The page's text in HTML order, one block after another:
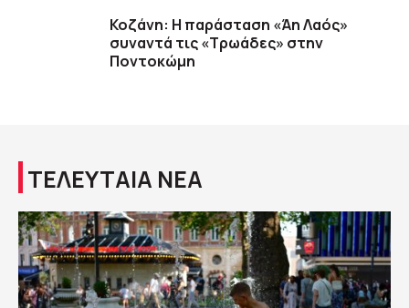
Κοζάνη: Η παράσταση «Άη Λαός»
συναντά τις «Τρωάδες» στην
Ποντοκώμη
ΤΕΛΕΥΤΑΙΑ ΝΕΑ